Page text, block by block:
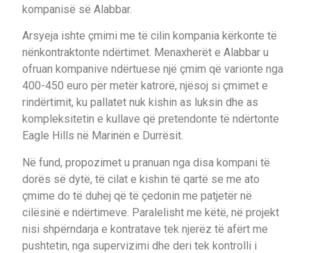
kompanisë së Alabbar.
Arsyeja ishte çmimi me të cilin kompania kërkonte të
nënkontraktonte ndërtimet. Menaxherët e Alabbar u
ofruan kompanive ndërtuese një çmim që varionte nga
400-450 euro për metër katrorë, njësoj si çmimet e
rindërtimit, ku pallatet nuk kishin as luksin dhe as
kompleksitetin e kullave që pretendonte të ndërtonte
Eagle Hills në Marinën e Durrësit.
Në fund, propozimet u pranuan nga disa kompani të
dorës së dytë, të cilat e kishin të qartë se me ato
çmime do të duhej që të çedonin me patjetër në
cilësinë e ndërtimeve. Paralelisht me këtë, në projekt
nisi shpërndarja e kontratave tek njerëz të afërt me
pushtetin, nga supervizimi dhe deri tek kontrolli i